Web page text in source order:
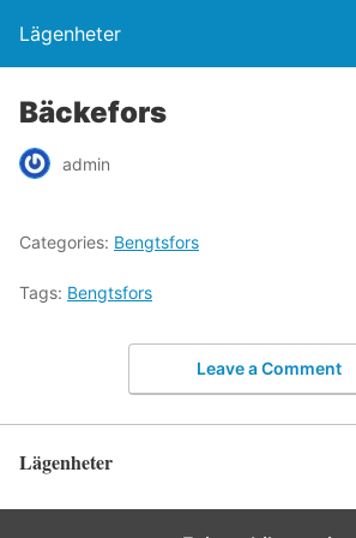
Lägenheter
Bäckefors
admin
Categories: Bengtsfors
Tags: Bengtsfors
Leave a Comment
Lägenheter